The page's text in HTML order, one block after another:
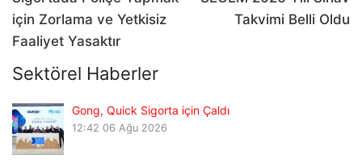
için Zorlama ve Yetkisiz
Faaliyet Yasaktır
Takvimi Belli Oldu
Sektörel Haberler
Gong, Quick Sigorta için Çaldı
12:42 06 Ağu 2026